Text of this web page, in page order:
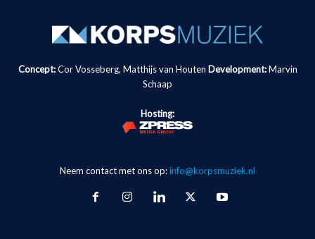
Concept:Cor Vosseberg, Matthijs van Houten Development: Marvin
Schaap
Hosting:
Neem contact met ons op:info@korpsmuziek.nl